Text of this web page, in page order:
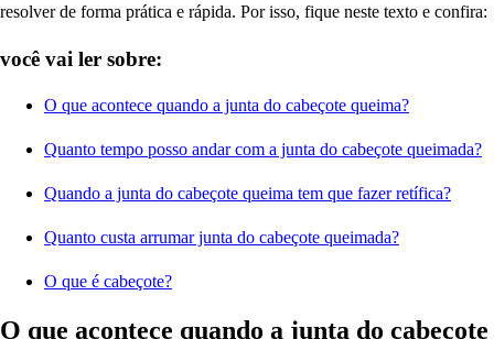
resolver de forma prática e rápida. Por isso, fique neste texto e confira:
você vai ler sobre:
O que acontece quando a junta do cabeçote queima?
Quanto tempo posso andar com a junta do cabeçote queimada?
Quando a junta do cabeçote queima tem que fazer retífica?
Quanto custa arrumar junta do cabeçote queimada?
O que é cabeçote?
O que acontece quando a junta do cabeçote